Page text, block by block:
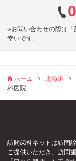
※お問い合わせの際は「
幸いです。
ホーム 北海道
科医院
訪問歯科ネットは訪問
ご提供いただき、訪問